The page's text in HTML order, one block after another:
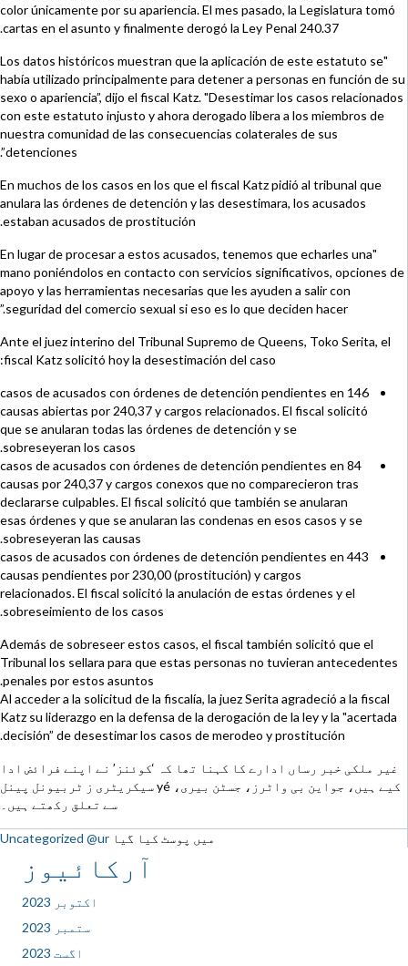
color únicamente por su apariencia. El mes pasado, la Legislatura tomó
cartas en el asunto y finalmente derogó la Ley Penal 240.37.
"Los datos históricos muestran que la aplicación de este estatuto se
había utilizado principalmente para detener a personas en función de su
sexo o apariencia”, dijo el fiscal Katz. "Desestimar los casos relacionados
con este estatuto injusto y ahora derogado libera a los miembros de
nuestra comunidad de las consecuencias colaterales de sus
detenciones”.
En muchos de los casos en los que el fiscal Katz pidió al tribunal que
anulara las órdenes de detención y las desestimara, los acusados
estaban acusados de prostitución.
"En lugar de procesar a estos acusados, tenemos que echarles una
mano poniéndolos en contacto con servicios significativos, opciones de
apoyo y las herramientas necesarias que les ayuden a salir con
seguridad del comercio sexual si eso es lo que deciden hacer.”
Ante el juez interino del Tribunal Supremo de Queens, Toko Serita, el
fiscal Katz solicitó hoy la desestimación del caso:
146 casos de acusados con órdenes de detención pendientes en
causas abiertas por 240,37 y cargos relacionados. El fiscal solicitó
que se anularan todas las órdenes de detención y se
sobreseyeran los casos.
84 casos de acusados con órdenes de detención pendientes en
causas por 240,37 y cargos conexos que no comparecieron tras
declararse culpables. El fiscal solicitó que también se anularan
esas órdenes y que se anularan las condenas en esos casos y se
sobreseyeran las causas.
443 casos de acusados con órdenes de detención pendientes en
causas pendientes por 230,00 (prostitución) y cargos
relacionados. El fiscal solicitó la anulación de estas órdenes y el
sobreseimiento de los casos.
Además de sobreseer estos casos, el fiscal también solicitó que el
Tribunal los sellara para que estas personas no tuvieran antecedentes
penales por estos asuntos.
Al acceder a la solicitud de la fiscalía, la juez Serita agradeció a la fiscal
Katz su liderazgo en la defensa de la derogación de la ley y la "acertada
decisión” de desestimar los casos de merodeo y prostitución.
غیر ملکی خبر رساں ادارے کا کہنا تھا کہ ‘کوئنز’ نے اپنے فرائض ادا
کیے ہیں، جواین بی واٹرز، جسٹن بیری، yé سیکریٹری ز ٹربیونل پینل
سے تعلق رکھتے ہیں۔
میں پوسٹ کیا گیا Uncategorized @ur
آرکائیوز
اکتوبر 2023
ستمبر 2023
اگست 2023